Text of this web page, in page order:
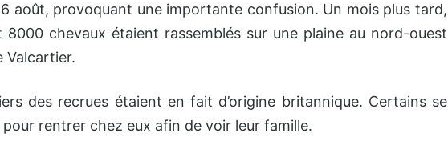
août, provoquant une importante confusion. Un mois plus tard,
chevaux étaient rassemblés sur une plaine au nord-ouest
Valcartier.
des recrues étaient en fait d’origine britannique. Certains se
rentrer chez eux afin de voir leur famille.